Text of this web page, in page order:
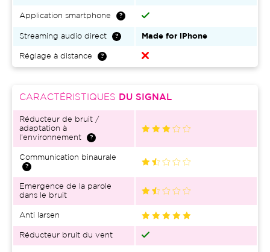
Application smartphone
Streaming audio direct Made for iPhone
Réglage à distance
CARACTÉRISTIQUES DU SIGNAL
Réducteur de bruit /
adaptation à
l'environnement
Communication binaurale
Emergence de la parole
dans le bruit
Anti larsen
Réducteur bruit du vent